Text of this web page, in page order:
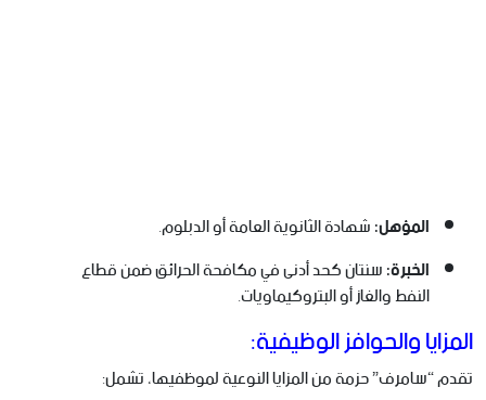
المؤهل:شهادة الثانوية العامة أو الدبلوم.
الخبرة:سنتان كحد أدنى في مكافحة الحرائق ضمن قطاع
النفط والغاز أو البتروكيماويات.
المزايا والحوافز الوظيفية:
تقدم “سامرف” حزمة من المزايا النوعية لموظفيها، تشمل: